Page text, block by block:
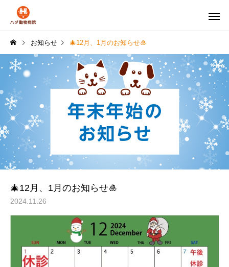
お知らせ 🎄12月、1月のお知らせ🎍
🎄12月、1月のお知らせ🎍
2024.11.26